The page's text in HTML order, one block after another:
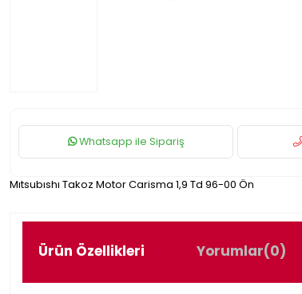
Whatsapp ile Sipariş
Mıtsubıshı Takoz Motor Carisma 1,9 Td 96-00 Ön
Ürün Özellikleri Yorumlar(0)